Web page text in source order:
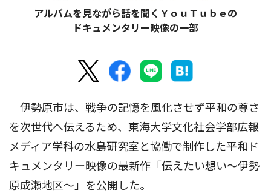
アルバムを見ながら話を聞くＹｏｕＴｕｂｅの
ドキュメンタリー映像の一部
伊勢原市は、戦争の記憶を風化させず平和の尊さ
を次世代へ伝えるため、東海大学文化社会学部広報
メディア学科の水島研究室と協働で制作した平和ド
キュメンタリー映像の最新作「伝えたい想い〜伊勢
原成瀬地区〜」を公開した。